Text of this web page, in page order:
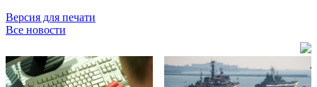
Версия для печати
Все новости